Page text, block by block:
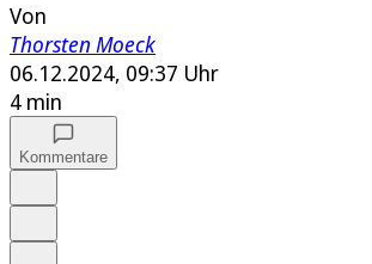
Von
Thorsten Moeck
06.12.2024, 09:37 Uhr
4 min
Kommentare